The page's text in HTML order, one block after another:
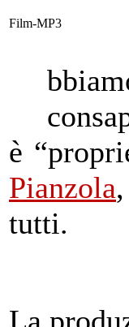
Film-MP3
è
Pianzola
tutti.